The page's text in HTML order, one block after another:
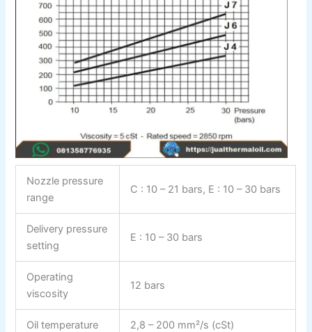
Nozzle pressure
range
C : 10 – 21 bars, E : 10 – 30 bars
Delivery pressure
setting
E : 10 – 30 bars
Operating
viscosity
12 bars
Oil temperature 2,8 – 200 mm²/s (cSt)